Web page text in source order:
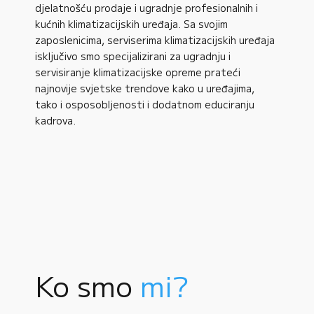
djelatnošću prodaje i ugradnje profesionalnih i
kućnih klimatizacijskih uređaja. Sa svojim
zaposlenicima, serviserima klimatizacijskih uređaja
isključivo smo specijalizirani za ugradnju i
servisiranje klimatizacijske opreme prateći
najnovije svjetske trendove kako u uređajima,
tako i osposobljenosti i dodatnom educiranju
kadrova.
Ko smo mi?